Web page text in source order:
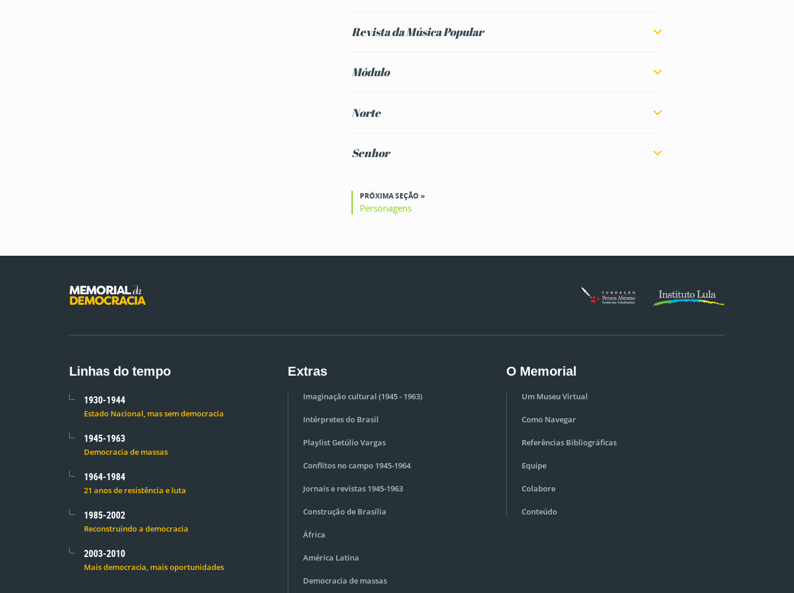
Revista da Música Popular
Módulo
Norte
Senhor
PRÓXIMA SEÇÃO »
Personagens
Linhas do tempo
1930-1944
Estado Nacional, mas sem democracia
1945-1963
Democracia de massas
1964-1984
21 anos de resistência e luta
1985-2002
Reconstruindo a democracia
2003-2010
Mais democracia, mais oportunidades
Extras
Imaginação cultural (1945 - 1963)
Intérpretes do Brasil
Playlist Getúlio Vargas
Conflitos no campo 1945-1964
Jornais e revistas 1945-1963
Construção de Brasília
África
América Latina
Democracia de massas
O Memorial
Um Museu Virtual
Como Navegar
Referências Bibliográficas
Equipe
Colabore
Conteúdo